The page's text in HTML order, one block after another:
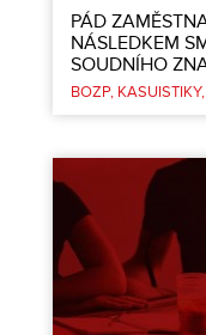
PÁD
NÁSLEDKEM
SOUDNÍHO
BOZP KASUISTIKY